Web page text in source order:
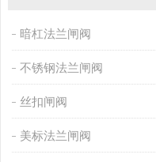
暗杠法兰闸阀
不锈钢法兰闸阀
丝扣闸阀
美标法兰闸阀